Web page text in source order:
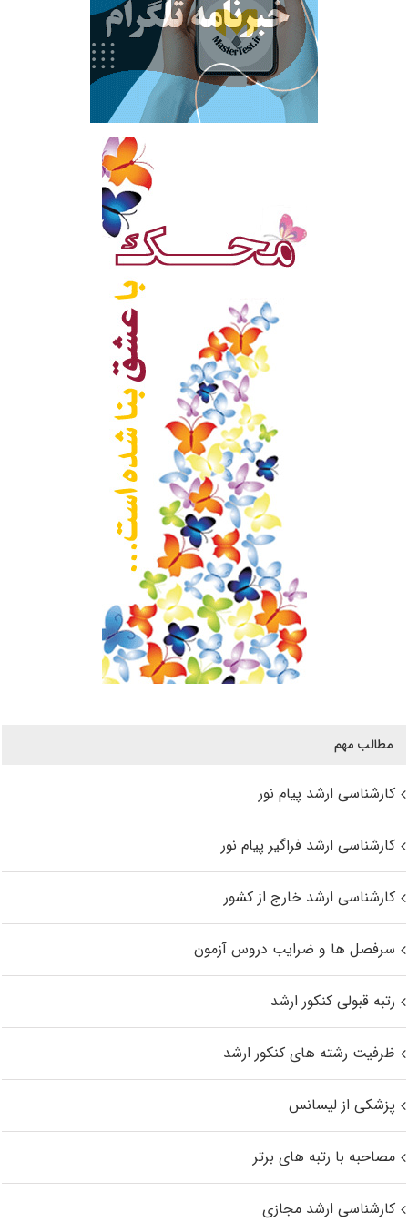
مطالب مهم
کارشناسی ارشد پیام نور
کارشناسی ارشد فراگیر پیام نور
کارشناسی ارشد خارج از کشور
سرفصل ها و ضرایب دروس آزمون
رتبه قبولی کنکور ارشد
ظرفیت رشته های کنکور ارشد
پزشکی از لیسانس
مصاحبه با رتبه های برتر
کارشناسی ارشد مجازی